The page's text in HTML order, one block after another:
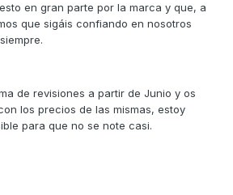
en gran parte por la marca y que, a
que sigáis confiando en nosotros
de revisiones a partir de Junio y os
los precios de las mismas, estoy
para que no se note casi.